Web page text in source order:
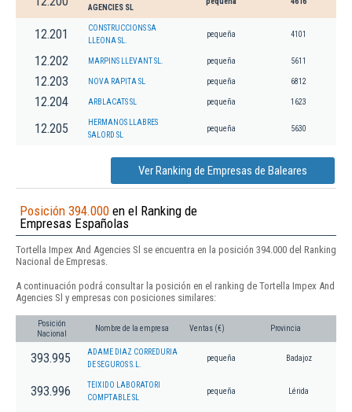
AGENCIES SL
12.201
CONSTRUCCIONS SA
LLEONA SL.
pequeña 4101
12.202 MARPINS LLEVANT SL. pequeña 5611
12.203 NOVA RAPITA SL pequeña 6812
12.204 ARBLACATS SL pequeña 1623
12.205
HERMANOS LLABRES
SALORD SL
pequeña 5630
Ver Ranking de Empresas de Baleares
Posición 394.000 en el Ranking de
Empresas Españolas
Tortella Impex And Agencies Sl se encuentra en la posición 394.000 del Ranking
Nacional de Empresas.
A continuación podrá consultar la posición en el ranking de Tortella Impex And
Agencies Sl y empresas con posiciones similares:
Posición
Nacional
Nombre de la empresa Ventas (€) Provincia
393.995
ADAME DIAZ CORREDURIA
DE SEGUROS S.L.
pequeña Badajoz
393.996
TEIXIDO LABORATORI
COMPTABLE SL
pequeña Lérida